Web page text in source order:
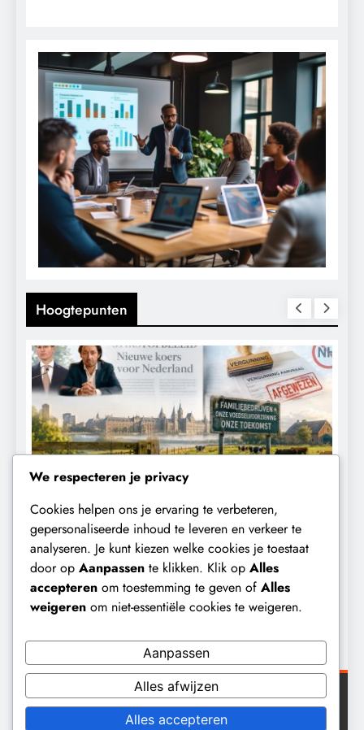
Hoogtepunten
KALENDER 2030 KLIMAATBEDROG
Waarom worden de mensen van wie de
toekomst op het spel staat,
buitengesloten?
Digital Newspaper - Veelzijdig nieuws WordPress
We respecteren je privacy
Cookies helpen ons je ervaring te verbeteren,
gepersonaliseerde inhoud te leveren en verkeer te
analyseren. Je kunt kiezen welke cookies je toestaat
door op Aanpassen te klikken. Klik op Alles
accepteren om toestemming te geven of Alles
weigeren om niet-essentiële cookies te weigeren.
Aanpassen
Alles afwijzen
Alles accepteren